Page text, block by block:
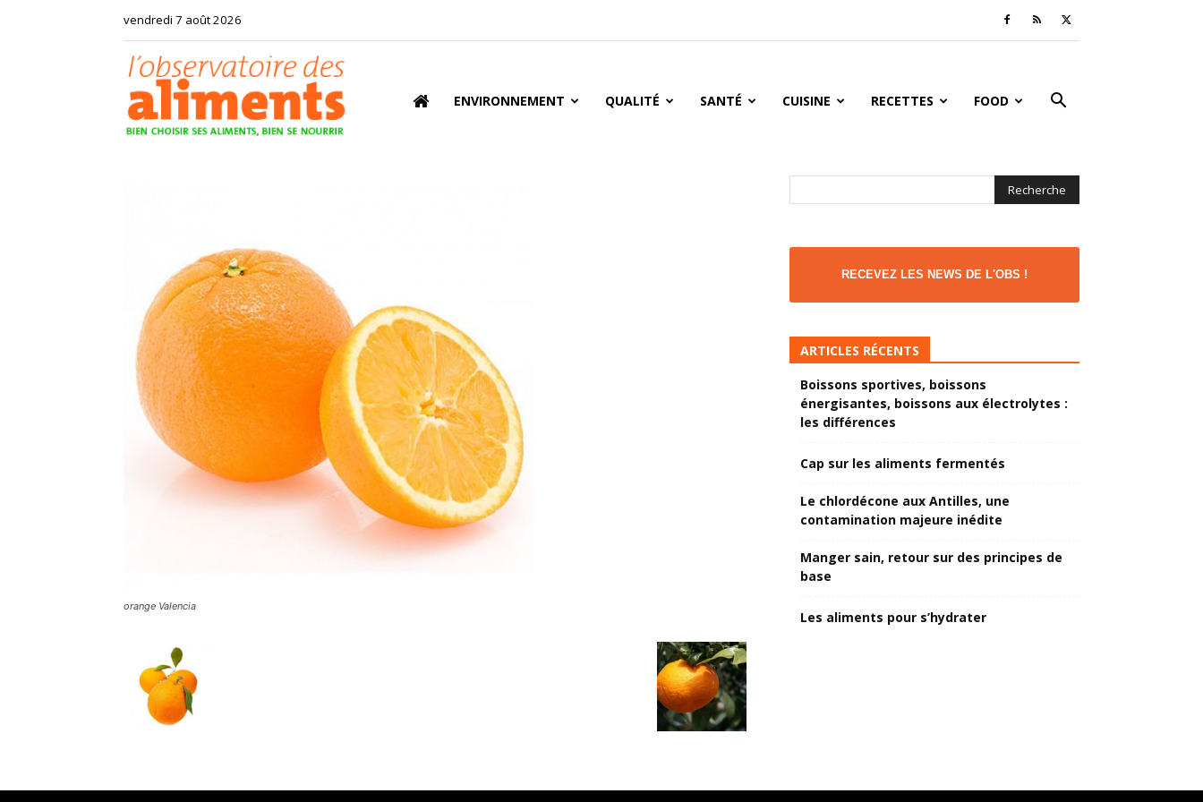
vendredi 7 août 2026
ENVIRONNEMENT QUALITÉ SANTÉ CUISINE RECETTES FOOD
orange Valencia
RECEVEZ LES NEWS DE L'OBS !
ARTICLES RÉCENTS
Boissons sportives, boissons
énergisantes, boissons aux électrolytes :
les différences
Cap sur les aliments fermentés
Le chlordécone aux Antilles, une
contamination majeure inédite
Manger sain, retour sur des principes de
base
Les aliments pour s’hydrater